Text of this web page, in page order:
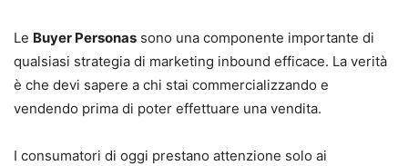
Le Buyer Personas sono una componente importante di
qualsiasi strategia di marketing inbound efficace. La verità
è che devi sapere a chi stai commercializzando e
vendendo prima di poter effettuare una vendita.
I consumatori di oggi prestano attenzione solo ai